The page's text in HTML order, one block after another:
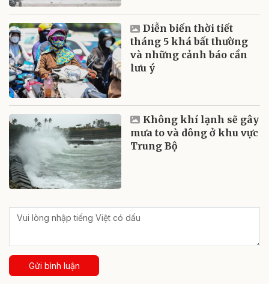
Diễn biến thời tiết
tháng 5 khá bất thường
và những cảnh báo cần
lưu ý
Không khí lạnh sẽ gây
mưa to và dông ở khu vực
Trung Bộ
Gửi bình luận